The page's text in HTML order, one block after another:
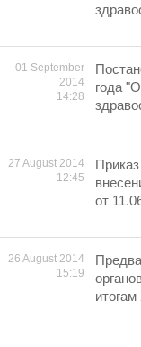
01 September
2014
14:28
года
27 August 2014
12:45
от
26 August 2014
15:19